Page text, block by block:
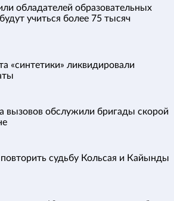
обладателей образовательных
учиться более 75 тысяч
«синтетики» ликвидировали
обслужили бригады скорой
судьбу Кольсая и Кайынды